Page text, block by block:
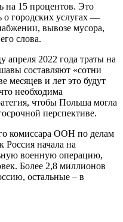
на 15 процентов. Это
о городских услугах —
вывозе мусора,
слова.
апреля 2022 года траты на
составляют «сотни
месяцев и лет это будут
необходима
чтобы Польша могла
перспективе.
комиссара ООН по делам
Россия начала на
военную операцию,
Более 2,8 миллионов
остальные – в